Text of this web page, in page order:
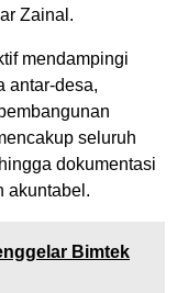
Zainal.
mendampingi
antar-desa,
seluruh
dokumentasi
akuntabel.
Bimtek